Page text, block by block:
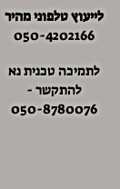
לייעוץ טלפוני מהיר
050-4202166
לתמיכה טכנית נא
להתקשר -
050-8780076